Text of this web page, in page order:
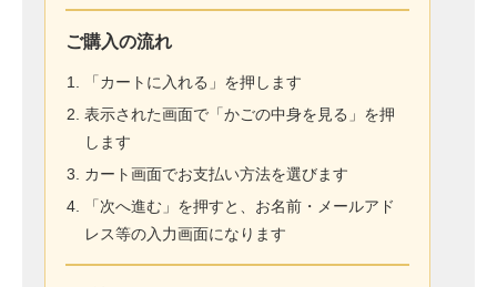
ご購入の流れ
「カートに入れる」を押します
表示された画面で「かごの中身を見る」を押
します
カート画面でお支払い方法を選びます
「次へ進む」を押すと、お名前・メールアド
レス等の入力画面になります